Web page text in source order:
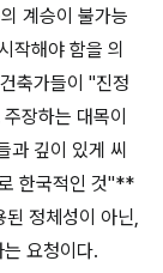
계승이 불가능
작해야 함을 의
축가들이 "진정
장하는 대목이
과 깊이 있게 씨
한국적인 것"**
된 정체성이 아닌,
요청이다.